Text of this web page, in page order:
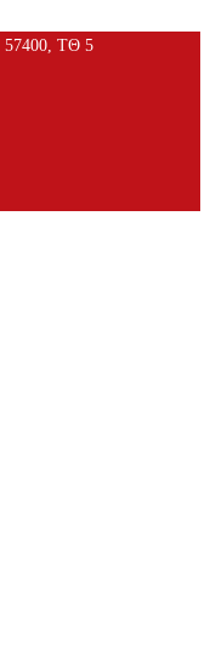
57400, ΤΘ 5